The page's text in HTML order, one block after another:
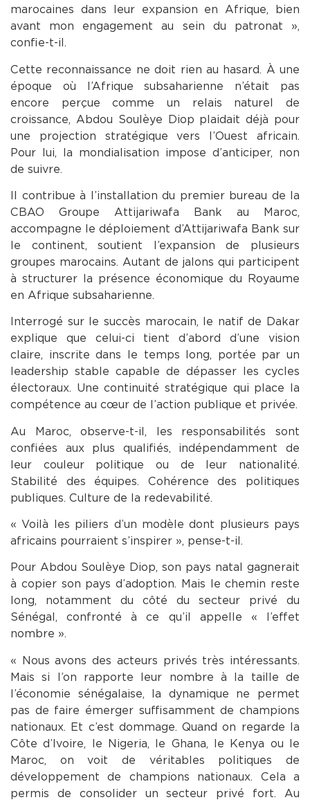
marocaines dans leur expansion en Afrique, bien
avant mon engagement au sein du patronat »,
confie-t-il.
Cette reconnaissance ne doit rien au hasard. À une
époque où l’Afrique subsaharienne n’était pas
encore perçue comme un relais naturel de
croissance, Abdou Soulèye Diop plaidait déjà pour
une projection stratégique vers l’Ouest africain.
Pour lui, la mondialisation impose d’anticiper, non
de suivre.
Il contribue à l’installation du premier bureau de la
CBAO Groupe Attijariwafa Bank au Maroc,
accompagne le déploiement d’Attijariwafa Bank sur
le continent, soutient l’expansion de plusieurs
groupes marocains. Autant de jalons qui participent
à structurer la présence économique du Royaume
en Afrique subsaharienne.
Interrogé sur le succès marocain, le natif de Dakar
explique que celui-ci tient d’abord d’une vision
claire, inscrite dans le temps long, portée par un
leadership stable capable de dépasser les cycles
électoraux. Une continuité stratégique qui place la
compétence au cœur de l’action publique et privée.
Au Maroc, observe-t-il, les responsabilités sont
confiées aux plus qualifiés, indépendamment de
leur couleur politique ou de leur nationalité.
Stabilité des équipes. Cohérence des politiques
publiques. Culture de la redevabilité.
« Voilà les piliers d’un modèle dont plusieurs pays
africains pourraient s’inspirer », pense-t-il.
Pour Abdou Soulèye Diop, son pays natal gagnerait
à copier son pays d’adoption. Mais le chemin reste
long, notamment du côté du secteur privé du
Sénégal, confronté à ce qu’il appelle « l’effet
nombre ».
« Nous avons des acteurs privés très intéressants.
Mais si l’on rapporte leur nombre à la taille de
l’économie sénégalaise, la dynamique ne permet
pas de faire émerger suffisamment de champions
nationaux. Et c’est dommage. Quand on regarde la
Côte d’Ivoire, le Nigeria, le Ghana, le Kenya ou le
Maroc, on voit de véritables politiques de
développement de champions nationaux. Cela a
permis de consolider un secteur privé fort. Au